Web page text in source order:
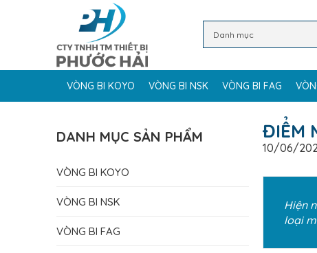
VÒNG BI KOYO VÒNG BI NSK VÒNG BI FAG
ĐIỂM
10/06/
Hiện
loại
DANH MỤC SẢN PHẨM
VÒNG BI KOYO
VÒNG BI NSK
VÒNG BI FAG